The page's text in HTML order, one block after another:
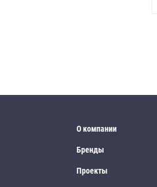
О компании
Бренды
Проекты